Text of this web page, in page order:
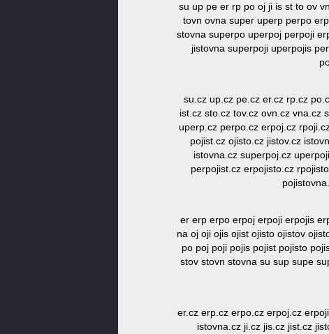
su up pe er rp po oj ji is st to ov
tovn ovna super uperp perpo
stovna superpo uperpoj perpoji
jistovna superpoji uperpojis
su.cz up.cz pe.cz er.cz rp.cz
ist.cz sto.cz tov.cz ovn.cz vna.cz
uperp.cz perpo.cz erpoj.cz
pojist.cz ojisto.cz jistov.cz
istovna.cz superpoj.cz
perpojist.cz erpojisto.cz
er erp erpo erpoj erpoji erpojis
na oj oji ojis ojist ojisto ojistov
po poj poji pojis pojist pojisto
stov stovn stovna su sup supe
er.cz erp.cz erpo.cz erpoj.cz
istovna.cz ji.cz jis.cz jist.cz